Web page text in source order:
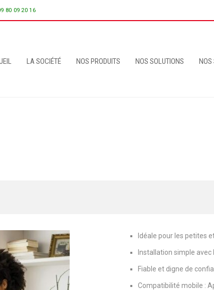
80 09 20 16
LA SOCIÉTÉ NOS PRODUITS NOS SOLUTIONS NOS
Idéale pour les petites
Installation simple
Fiable et digne de
Compatibilité mobile :